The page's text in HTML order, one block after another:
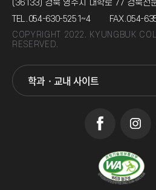
(36133) 경북 영주시 대학로 77 경북전
TEL.054-630-5251~4 FAX.054-
COPYRIGHT 2022. KYUNGBUK
RESERVED.
학과 · 교내 사이트